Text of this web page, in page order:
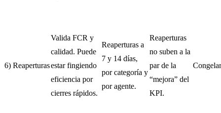
6) Reaperturas
Valida FCR y
calidad. Puede
estar fingiendo
eficiencia por
cierres rápidos.
Reaperturas a
7 y 14 días,
por categoría y
por agente.
Reaperturas
no suben a la
par de la
“mejora” del
KPI.
Congelar